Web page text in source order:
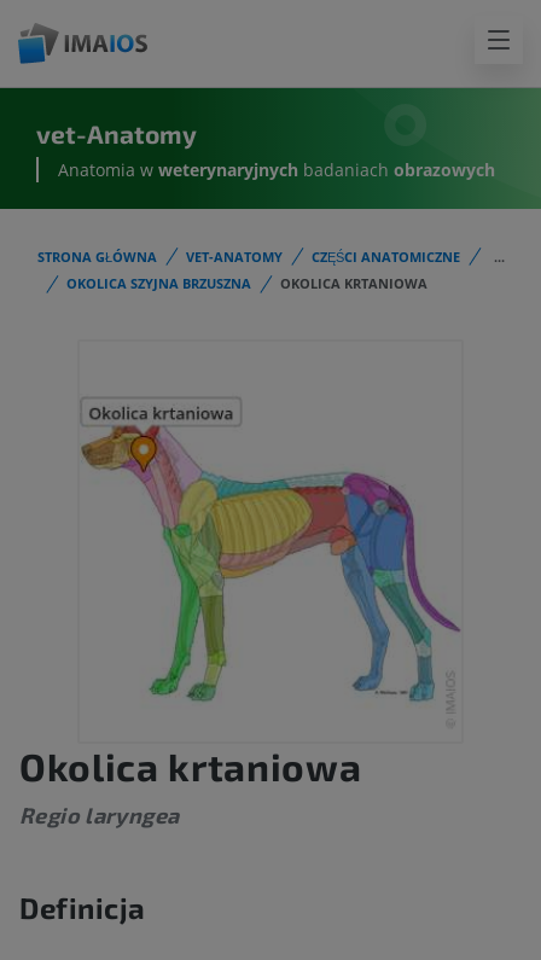
vet-Anatomy
Anatomia w weterynaryjnych badaniach obrazowych
STRONA GŁÓWNA VET-ANATOMY CZĘŚCI ANATOMICZNE
...
OKOLICA SZYJNA BRZUSZNA
OKOLICA KRTANIOWA
Okolica krtaniowa
Regio laryngea
Definicja